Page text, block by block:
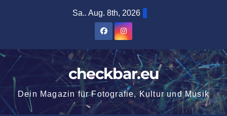
Sa.. Aug. 8th, 2026
checkbar.eu
Dein Magazin für Fotografie, Kultur und Musik